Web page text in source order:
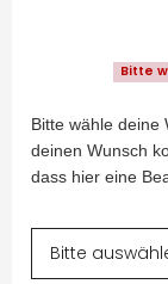
Bitte
Bitte wähle deine
deinen Wunsch
dass hier eine